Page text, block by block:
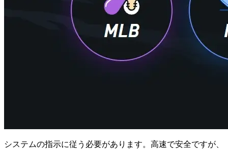
システムの指示に従う必要があります。高速で安全ですが、